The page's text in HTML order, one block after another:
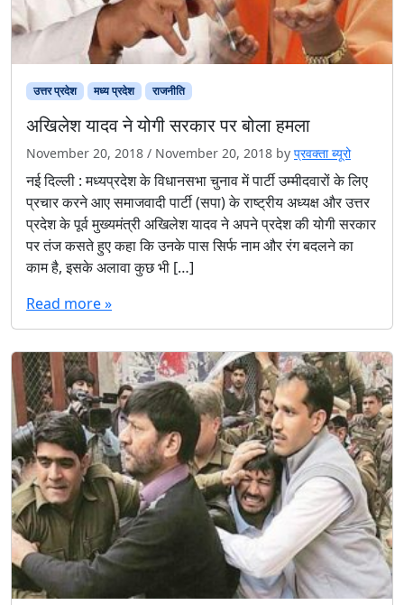
उत्तर प्रदेश मध्य प्रदेश राजनीति
अखिलेश यादव ने योगी सरकार पर बोला हमला
November 20, 2018 / November 20, 2018 by प्रवक्ता ब्यूरो
नई दिल्ली : मध्यप्रदेश के विधानसभा चुनाव में पार्टी उम्मीदवारों के लिए
प्रचार करने आए समाजवादी पार्टी (सपा) के राष्ट्रीय अध्यक्ष और उत्तर
प्रदेश के पूर्व मुख्यमंत्री अखिलेश यादव ने अपने प्रदेश की योगी सरकार
पर तंज कसते हुए कहा कि उनके पास सिर्फ नाम और रंग बदलने का
काम है, इसके अलावा कुछ भी […]
Read more »